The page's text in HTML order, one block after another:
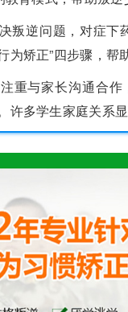
叛逆问题，对症下
矫正”四步骤，帮
重与家长沟通合
多学生家庭关系